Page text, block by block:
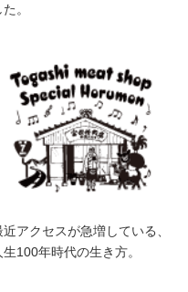
た。
近アクセスが急増している、
生100年時代の生き方。